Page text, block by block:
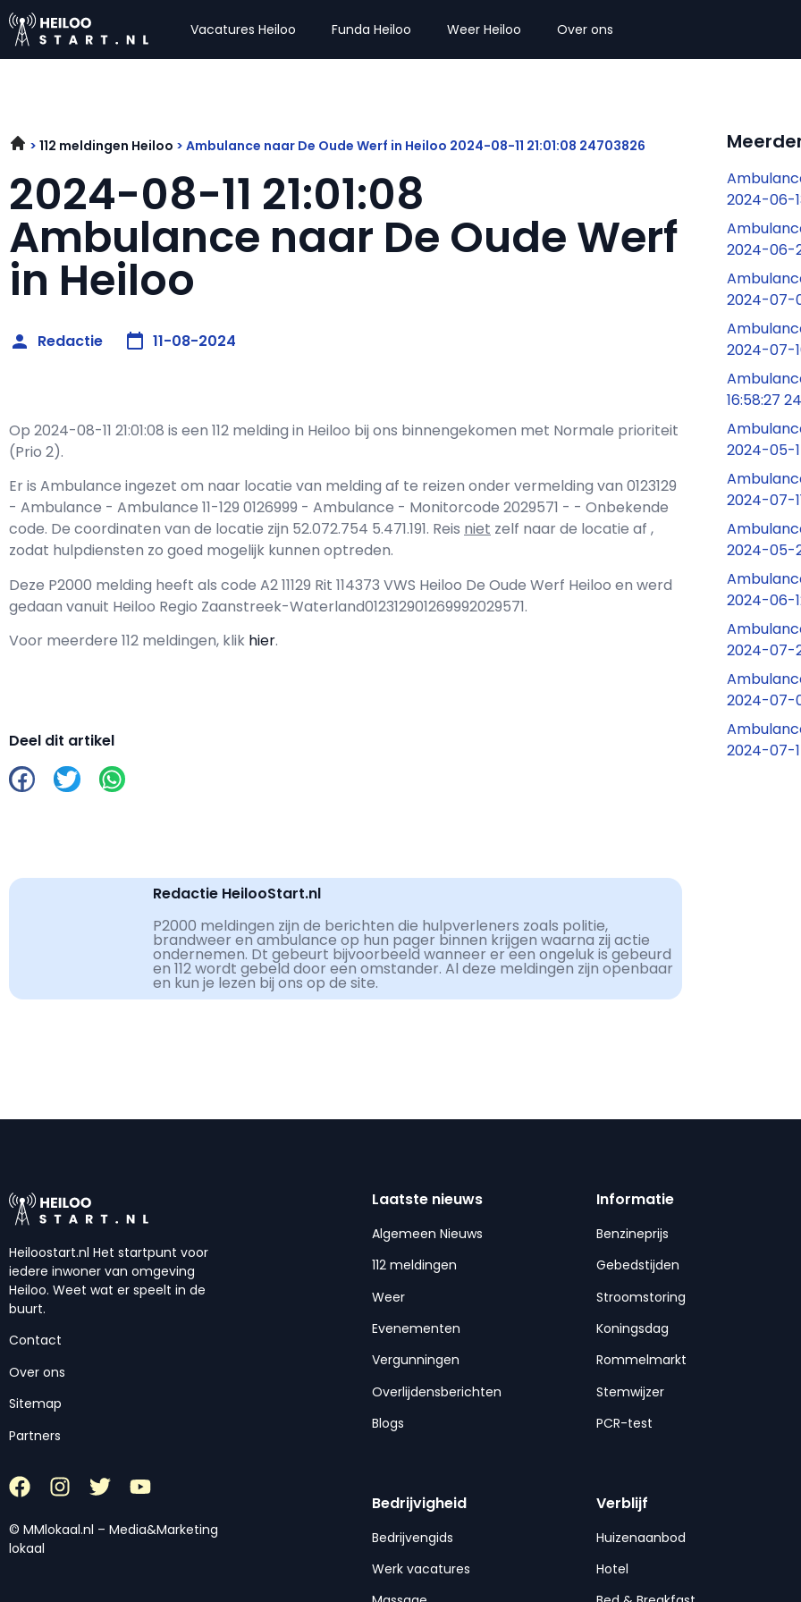
Vacatures Heiloo Funda Heiloo Weer Heiloo Over ons
112 meldingen Heiloo Ambulance naar De Oude Werf in Heiloo 2024-08-11 21:01:08 24703826
2024-08-11 21:01:08
Ambulance naar De Oude Werf
in Heiloo
Redactie 11-08-2024
Op 2024-08-11 21:01:08 is een 112 melding in Heiloo bij ons binnengekomen met Normale prioriteit
(Prio 2).
Er is Ambulance ingezet om naar locatie van melding af te reizen onder vermelding van 0123129
- Ambulance - Ambulance 11-129 0126999 - Ambulance - Monitorcode 2029571 - - Onbekende
code. De coordinaten van de locatie zijn 52.072.754 5.471.191. Reis niet zelf naar de locatie af ,
zodat hulpdiensten zo goed mogelijk kunnen optreden.
Deze P2000 melding heeft als code A2 11129 Rit 114373 VWS Heiloo De Oude Werf Heiloo en werd
gedaan vanuit Heiloo Regio Zaanstreek-Waterland012312901269992029571.
Voor meerdere 112 meldingen, klik hier.
Deel dit artikel
Redactie HeilooStart.nl
P2000 meldingen zijn de berichten die hulpverleners zoals politie,
brandweer en ambulance op hun pager binnen krijgen waarna zij actie
ondernemen. Dt gebeurt bijvoorbeeld wanneer er een ongeluk is gebeurd
en 112 wordt gebeld door een omstander. Al deze meldingen zijn openbaar
en kun je lezen bij ons op de site.
2024-06-
2024-06-
2024-07-
2024-07-
16:58:27
2024-05-
2024-07-
2024-05-
2024-06-
2024-07-
2024-07-
2024-07-
Heiloostart.nl Het startpunt voor
iedere inwoner van omgeving
Heiloo. Weet wat er speelt in de
buurt.
Contact
Over ons
Sitemap
Partners
© MMlokaal.nl – Media&Marketing
lokaal
Laatste nieuws
Algemeen Nieuws
112 meldingen
Weer
Evenementen
Vergunningen
Overlijdensberichten
Blogs
Informatie
Benzineprijs
Gebedstijden
Stroomstoring
Koningsdag
Rommelmarkt
Stemwijzer
PCR-test
Bedrijvigheid
Bedrijvengids
Werk vacatures
Verblijf
Huizenaanbod
Hotel